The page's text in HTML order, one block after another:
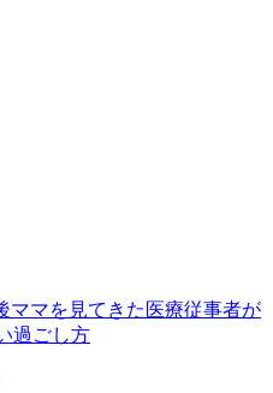
ママを見てきた医療従事者が
過ごし方